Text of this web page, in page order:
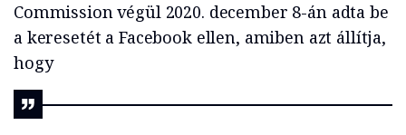
Commission végül 2020. december 8-án adta be
a keresetét a Facebook ellen, amiben azt állítja,
hogy